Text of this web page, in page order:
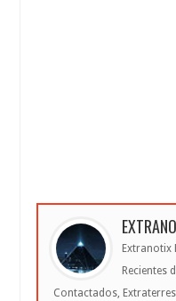
Extranotix
Recientes
Contactados,